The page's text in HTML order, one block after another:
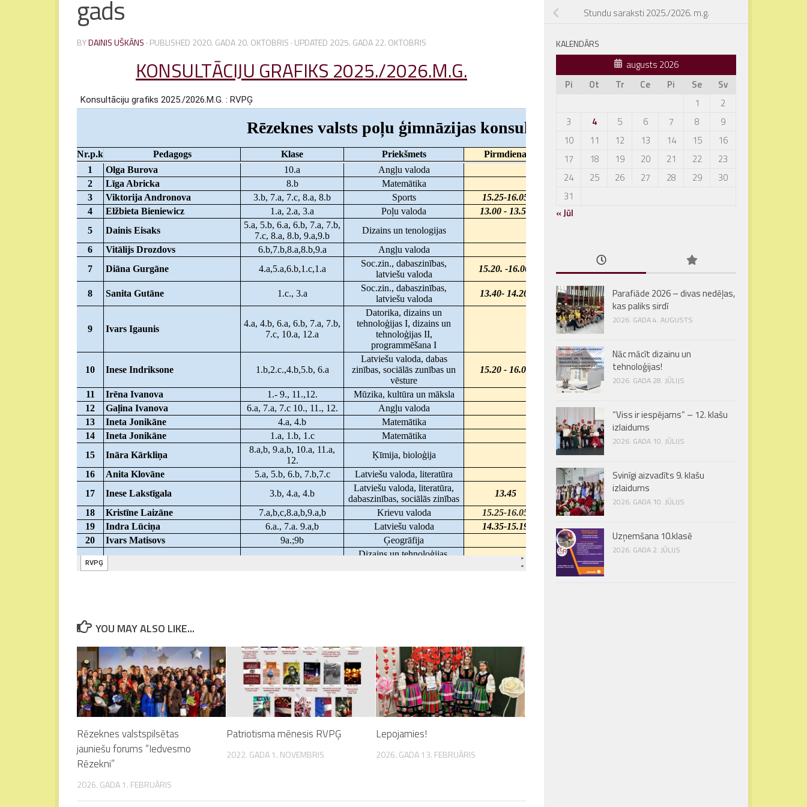
gads
BYDAINIS UŠKĀNS · PUBLISHED 2020. GADA 20. OKTOBRIS · UPDATED 2025. GADA 22. OKTOBRIS
KONSULTĀCIJU GRAFIKS 2025./2026.M.G.
YOU MAY ALSO LIKE...
Rēzeknes valstspilsētas
jauniešu forums “Iedvesmo
Rēzekni”
2026. GADA 1. FEBRUĀRIS
Patriotisma mēnesis RVPĢ
2022. GADA 1. NOVEMBRIS
Lepojamies!
2026. GADA 13. FEBRUĀRIS
Stundu saraksti 2025./2026. m.g.
KALENDĀRS
augusts 2026
Pi
Ot Tr Ce Pi Se
Sv
1
2
3
4 5 6 7 8
9
10
11 12 13 14 15
16
17
18 19 20 21 22
23
24
25 26 27 28 29
30
31
« Jūl
Parafiāde 2026 – divas nedēļas,
kas paliks sirdī
2026. GADA 4. AUGUSTS
Nāc mācīt dizainu un
tehnoloģijas!
2026. GADA 28. JŪLIJS
“Viss ir iespējams” – 12. klašu
izlaidums
2026. GADA 10. JŪLIJS
Svinīgi aizvadīts 9. klašu
izlaidums
2026. GADA 10. JŪLIJS
Uzņemšana 10.klasē
2026. GADA 2. JŪLIJS